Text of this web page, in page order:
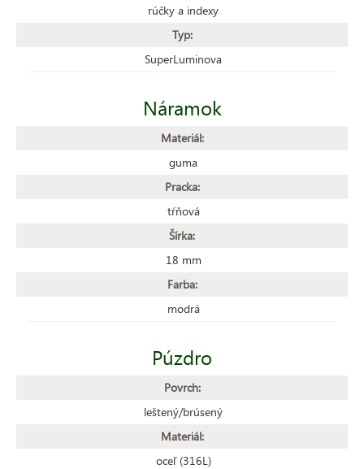
rúčky a indexy
Typ:
SuperLuminova
Náramok
Materiál:
guma
Pracka:
tŕňová
Šírka:
18 mm
Farba:
modrá
Púzdro
Povrch:
leštený/brúsený
Materiál:
oceľ (316L)